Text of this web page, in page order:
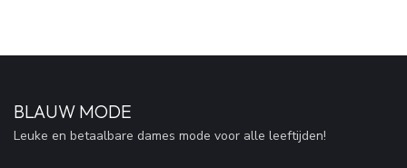
BLAUW MODE
Leuke en betaalbare dames mode voor alle leeftijden!